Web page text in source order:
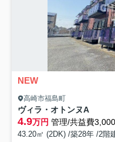
NEW
高崎市福島町
ヴィラ・オトンヌA
4.9万円 管理/共益費
43.20㎡ (2DK) /築28年 /2階